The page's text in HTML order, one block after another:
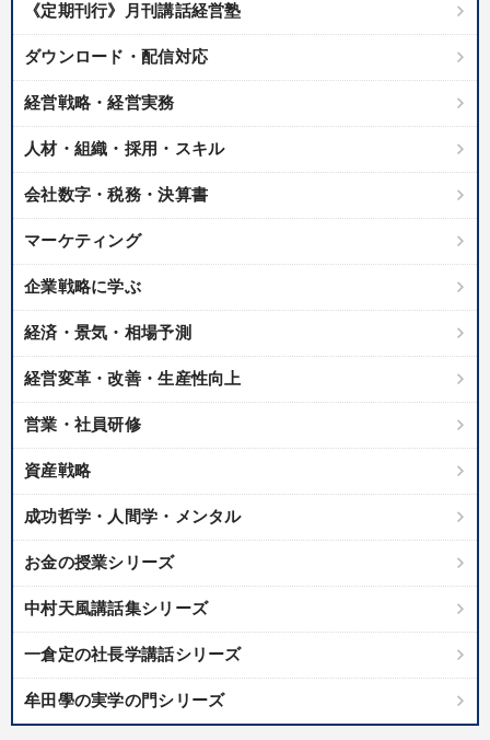
《定期刊行》月刊講話経営塾
ダウンロード・配信対応
経営戦略・経営実務
人材・組織・採用・スキル
会社数字・税務・決算書
マーケティング
企業戦略に学ぶ
経済・景気・相場予測
経営変革・改善・生産性向上
営業・社員研修
資産戦略
成功哲学・人間学・メンタル
お金の授業シリーズ
中村天風講話集シリーズ
一倉定の社長学講話シリーズ
牟田學の実学の門シリーズ